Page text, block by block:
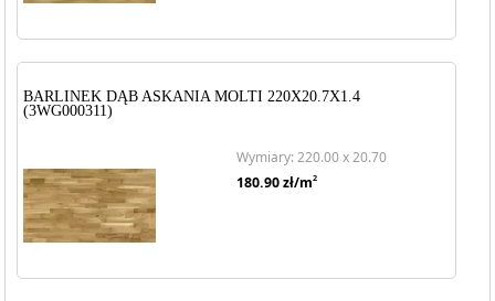
BARLINEK DĄB ASKANIA MOLTI 220X20.7X1.4
(3WG000311)
Wymiary: 220.00 x 20.70
180.90zł/m2